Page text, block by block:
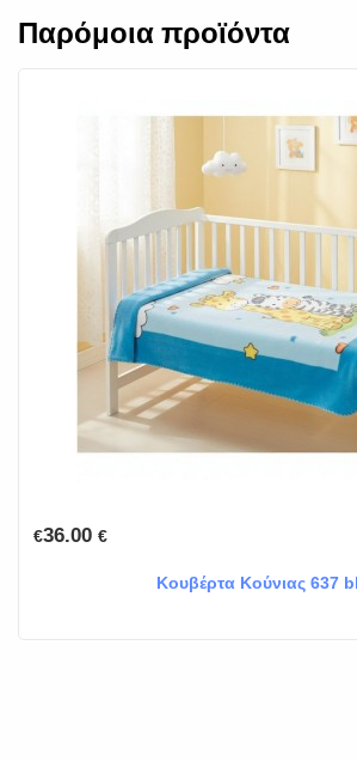
Παρόμοια προϊόντα
€36.00 €
Κουβέρτα Κούνιας 637